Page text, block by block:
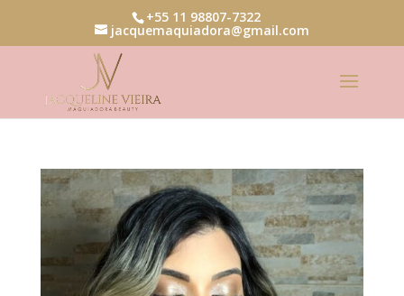
+55 11 98807-7322
jacquemaquiadora@gmail.com